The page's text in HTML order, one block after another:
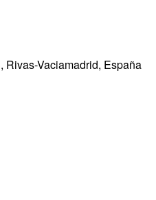
Rivas-Vaciamadrid, España